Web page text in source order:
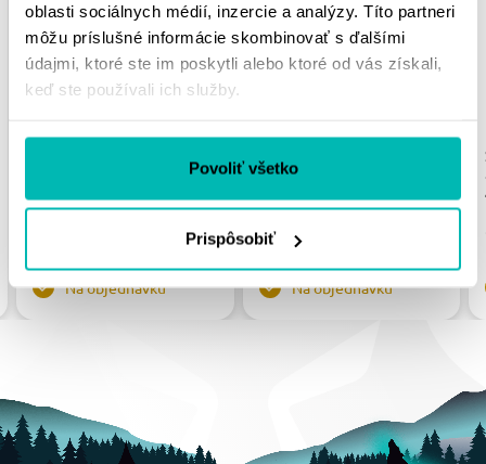
oblasti sociálnych médií, inzercie a analýzy. Títo partneri
môžu príslušné informácie skombinovať s ďalšími
údajmi, ktoré ste im poskytli alebo ktoré od vás získali,
keď ste používali ich služby.
Povoliť všetko
Prispôsobiť
REŤAZOVÁ ROZETA
2012:39-BLK ČIERNA
Na objednávku
REŤAZOVÁ ROZETA
26:62-BLK ČIERNA 62T,
27.90 €
Na objednávku